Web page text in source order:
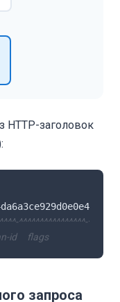
HTTP-заголовок
^^^^^^^^^^^^^^^^-^^
id     flags
запроса